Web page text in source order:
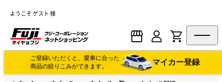
ようこそ ゲスト 様
ご登録いただくと、愛車に合った
商品の絞りこみができます。
マイカー登録